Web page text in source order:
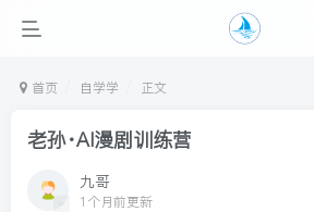
首页 自学学 正文
老孙·AI漫剧训练营
九哥
1个月前更新